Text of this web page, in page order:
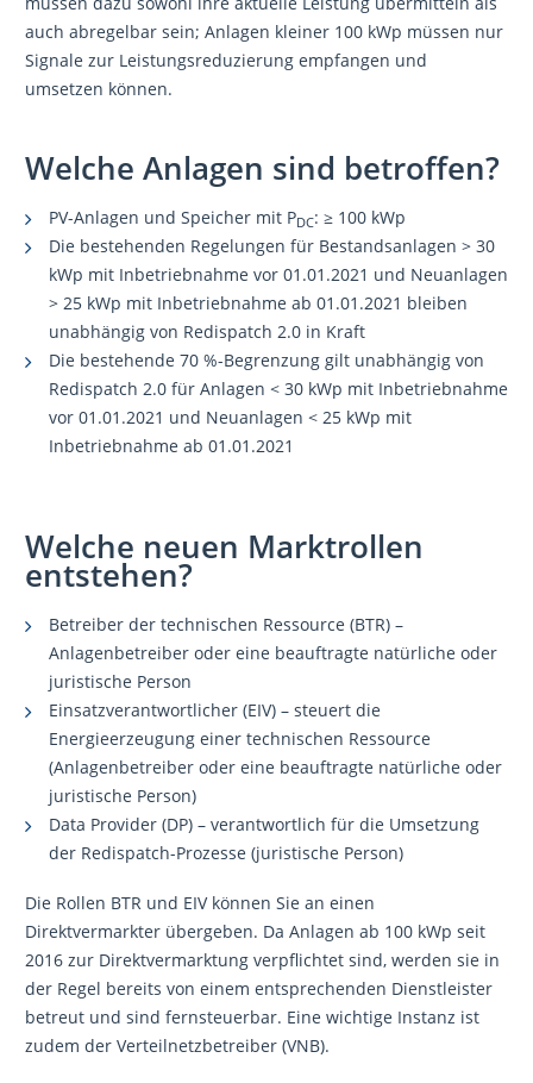
auch abregelbar sein; Anlagen kleiner 100 kWp müssen nur
Signale zur Leistungsreduzierung empfangen und
umsetzen können.
Welche Anlagen sind betroffen?
PV-Anlagen und Speicher mit PDC: ≥ 100 kWp
Die bestehenden Regelungen für Bestandsanlagen > 30
kWp mit Inbetriebnahme vor 01.01.2021 und Neuanlagen
> 25 kWp mit Inbetriebnahme ab 01.01.2021 bleiben
unabhängig von Redispatch 2.0 in Kraft
Die bestehende 70 %-Begrenzung gilt unabhängig von
Redispatch 2.0 für Anlagen < 30 kWp mit Inbetriebnahme
vor 01.01.2021 und Neuanlagen < 25 kWp mit
Inbetriebnahme ab 01.01.2021
Welche neuen Marktrollen
entstehen?
Betreiber der technischen Ressource (BTR) –
Anlagenbetreiber oder eine beauftragte natürliche oder
juristische Person
Einsatzverantwortlicher (EIV) – steuert die
Energieerzeugung einer technischen Ressource
(Anlagenbetreiber oder eine beauftragte natürliche oder
juristische Person)
Data Provider (DP) – verantwortlich für die Umsetzung
der Redispatch-Prozesse (juristische Person)
Die Rollen BTR und EIV können Sie an einen
Direktvermarkter übergeben. Da Anlagen ab 100 kWp seit
2016 zur Direktvermarktung verpflichtet sind, werden sie in
der Regel bereits von einem entsprechenden Dienstleister
betreut und sind fernsteuerbar. Eine wichtige Instanz ist
zudem der Verteilnetzbetreiber (VNB).